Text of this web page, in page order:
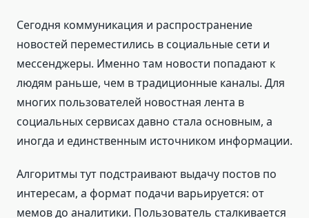
Сегодня коммуникация и распространение
новостей переместились в социальные сети и
мессенджеры. Именно там новости попадают к
людям раньше, чем в традиционные каналы. Для
многих пользователей новостная лента в
социальных сервисах давно стала основным, а
иногда и единственным источником информации.
Алгоритмы тут подстраивают выдачу постов по
интересам, а формат подачи варьируется: от
мемов до аналитики. Пользователь сталкивается